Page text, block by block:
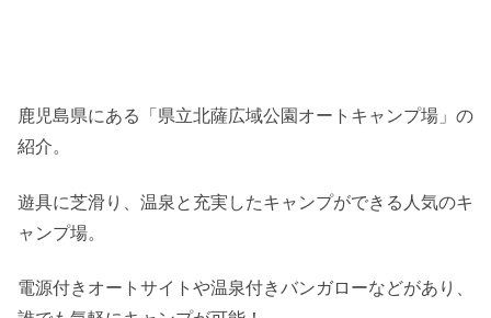
鹿児島県にある「県立北薩広域公園オートキャンプ場」の
紹介。
遊具に芝滑り、温泉と充実したキャンプができる人気のキ
ャンプ場。
電源付きオートサイトや温泉付きバンガローなどがあり、